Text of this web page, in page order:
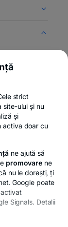
- opens in a new
Politica de cookies
drepturile
strict
site-ului și nu
și
activa doar cu
ne ajută să
promovare ne
nu le dorești, ți
Google poate
Signals. Detalii